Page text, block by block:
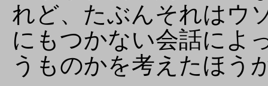
れど、たぶんそれはウ
にもつかない会話によ
うものかを考えたほう